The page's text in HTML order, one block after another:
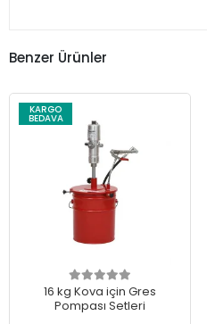
Benzer Ürünler
KARGO
BEDAVA
16 kg Kova için Gres
Pompası Setleri